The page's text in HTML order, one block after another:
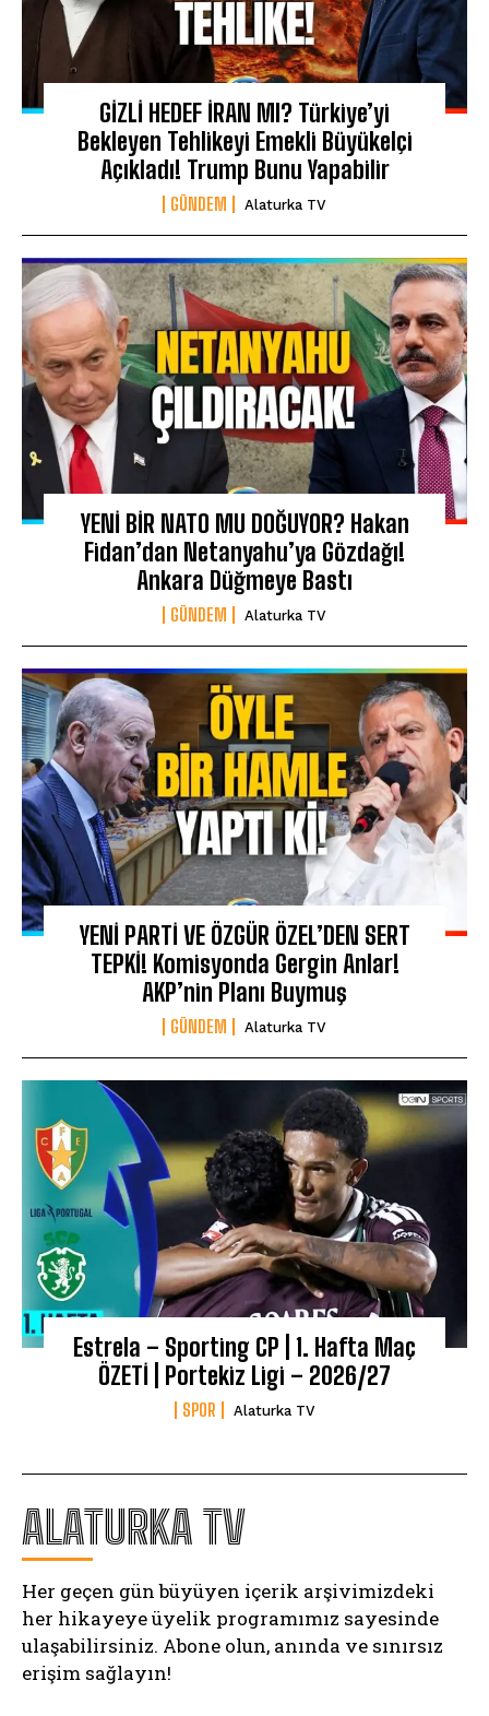
GİZLİ HEDEF İRAN MI? Türkiye’yi
Bekleyen Tehlikeyi Emekli Büyükelçi
Açıkladı! Trump Bunu Yapabilir
GÜNDEM Alaturka TV
YENİ BİR NATO MU DOĞUYOR? Hakan
Fidan’dan Netanyahu’ya Gözdağı!
Ankara Düğmeye Bastı
GÜNDEM Alaturka TV
YENİ PARTİ VE ÖZGÜR ÖZEL’DEN SERT
TEPKİ! Komisyonda Gergin Anlar!
AKP’nin Planı Buymuş
GÜNDEM Alaturka TV
Estrela – Sporting CP | 1. Hafta Maç
ÖZETİ | Portekiz Ligi – 2026/27
SPOR Alaturka TV
ALATURKA TV
Her geçen gün büyüyen içerik arşivimizdeki
her hikayeye üyelik programımız sayesinde
ulaşabilirsiniz. Abone olun, anında ve sınırsız
erişim sağlayın!